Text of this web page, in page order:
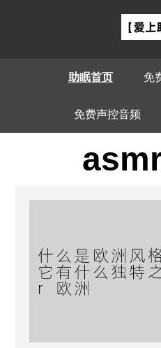
助眠首页 免
免费声控音频